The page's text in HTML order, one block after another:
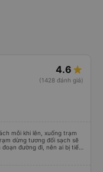
4.6
(1428 đánh giá)
mỗi khi lên, xuống trạm
dừng tương đối sạch sẽ
Giờ khởi hành